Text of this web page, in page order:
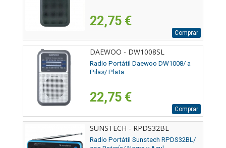
22,75 €
Comprar
DAEWOO - DW1008SL
Radio Portátil Daewoo DW1008/ a
Pilas/ Plata
22,75 €
Comprar
SUNSTECH - RPDS32BL
Radio Portátil Sunstech RPDS32BL/